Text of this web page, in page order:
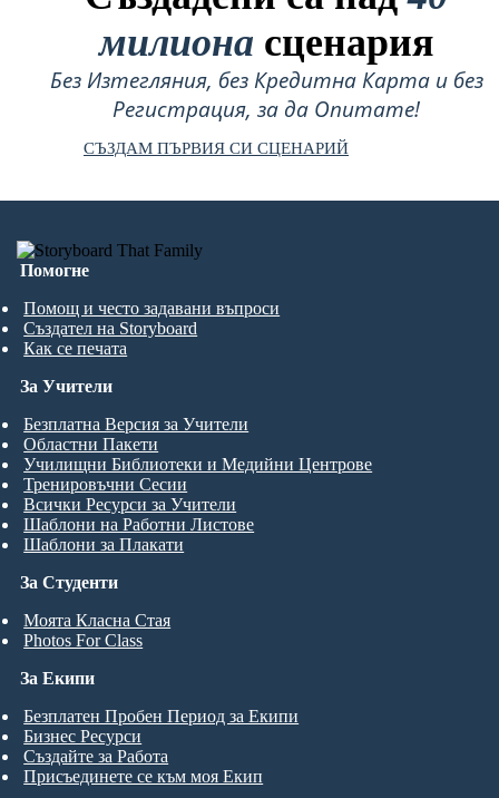
милиона сценария
Без Изтегляния, без Кредитна Карта и без
Регистрация, за да Опитате!
СЪЗДАМ ПЪРВИЯ СИ СЦЕНАРИЙ
Помогне
Помощ и често задавани въпроси
Създател на Storyboard
Как се печата
За Студенти
Моята Класна Стая
Photos For Class
За Учители
Безплатна Версия за Учители
Областни Пакети
Училищни Библиотеки и Медийни Центрове
Тренировъчни Сесии
Всички Ресурси за Учители
Шаблони на Работни Листове
Шаблони за Плакати
За Екипи
Безплатен Пробен Период за Екипи
Бизнес Ресурси
Създайте за Работа
Присъединете се към моя Екип